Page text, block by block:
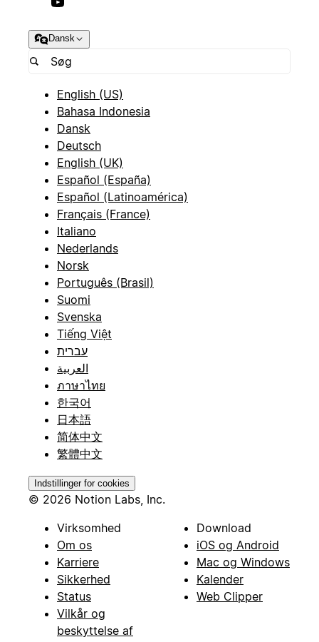
Dansk
English (US)
Bahasa Indonesia
Dansk
Deutsch
English (UK)
Español (España)
Español (Latinoamérica)
Français (France)
Italiano
Nederlands
Norsk
Português (Brasil)
Suomi
Svenska
Tiếng Việt
עברית
العربية
ภาษาไทย
한국어
日本語
简体中文
繁體中文
Indstillinger for cookies
© 2026 Notion Labs, Inc.
Virksomhed
Om os
Karriere
Sikkerhed
Status
Vilkår og
beskyttelse af
Download
iOS og Android
Mac og Windows
Kalender
Web Clipper